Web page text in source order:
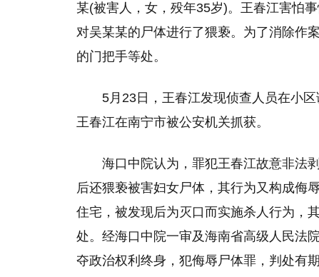
某(被害人，女，殁年35岁)。王春江害怕
对吴某某的尸体进行了猥亵。为了消除作
的门把手等处。
5月23日，王春江发现侦查人员在小
王春江在南宁市被公安机关抓获。
海口中院认为，罪犯王春江故意非法
后还猥亵被害妇女尸体，其行为又构成侮
住宅，被发现后为灭口而实施杀人行为，
处。经海口中院一审及海南省高级人民法
夺政治权利终身，犯侮辱尸体罪，判处有